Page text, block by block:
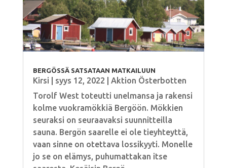
BERGÖSSÄ SATSATAAN MATKAILUUN
Kirsi syys 12, 2022
Aktion Österbotten
Torolf West toteutti unelmansa ja rakensi
kolme vuokramökkiä Bergöön. Mökkien
seuraksi on seuraavaksi suunnitteilla
sauna. Bergön saarelle ei ole tieyhteyttä,
vaan sinne on otettava lossikyyti. Monelle
jo se on elämys, puhumattakan itse